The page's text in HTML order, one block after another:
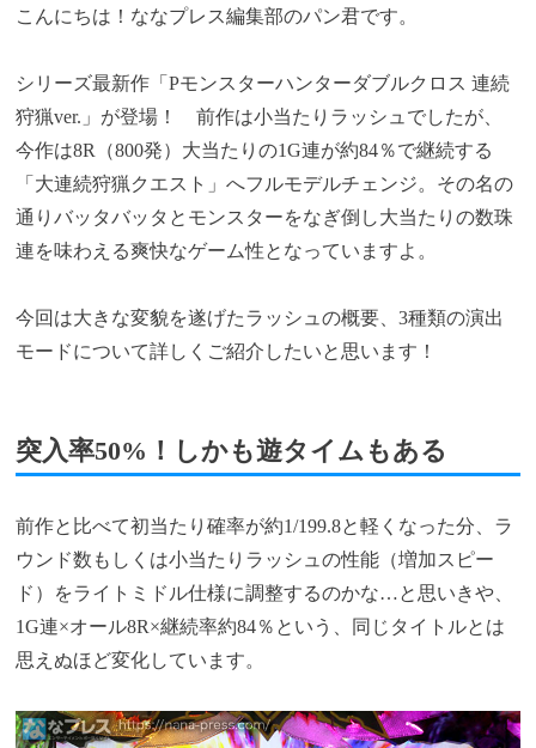
こんにちは！ななプレス編集部のパン君です。
シリーズ最新作「Pモンスターハンターダブルクロス 連続
狩猟ver.」が登場！ 前作は小当たりラッシュでしたが、
今作は8R（800発）大当たりの1G連が約84％で継続する
「大連続狩猟クエスト」へフルモデルチェンジ。その名の
通りバッタバッタとモンスターをなぎ倒し大当たりの数珠
連を味わえる爽快なゲーム性となっていますよ。
今回は大きな変貌を遂げたラッシュの概要、3種類の演出
モードについて詳しくご紹介したいと思います！
突入率50%！しかも遊タイムもある
前作と比べて初当たり確率が約1/199.8と軽くなった分、ラ
ウンド数もしくは小当たりラッシュの性能（増加スピー
ド）をライトミドル仕様に調整するのかな…と思いきや、
1G連×オール8R×継続率約84％という、同じタイトルとは
思えぬほど変化しています。